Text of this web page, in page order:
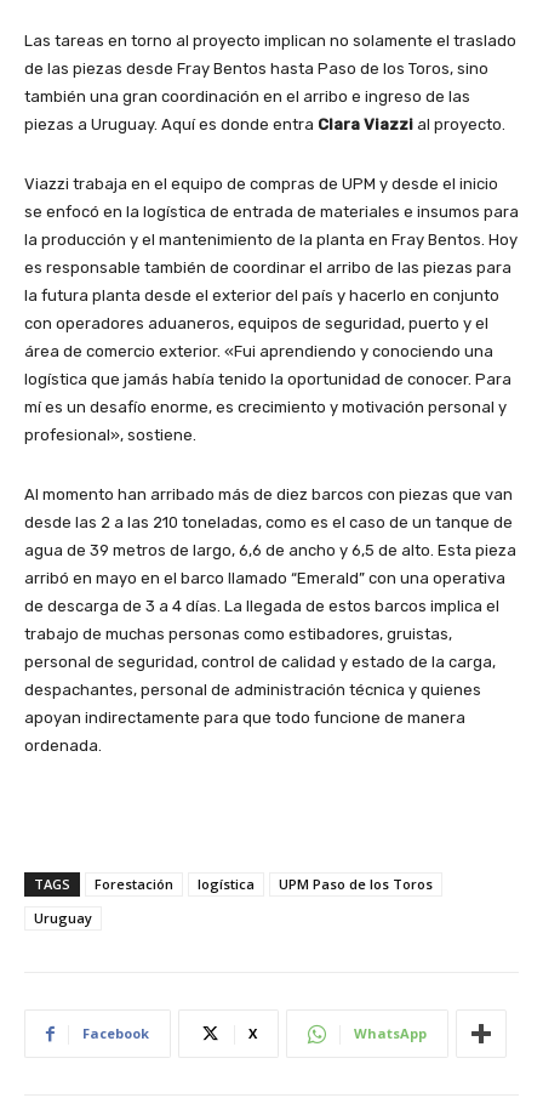
Las tareas en torno al proyecto implican no solamente el traslado
de las piezas desde Fray Bentos hasta Paso de los Toros, sino
también una gran coordinación en el arribo e ingreso de las
piezas a Uruguay. Aquí es donde entra Clara Viazzi al proyecto.
Viazzi trabaja en el equipo de compras de UPM y desde el inicio
se enfocó en la logística de entrada de materiales e insumos para
la producción y el mantenimiento de la planta en Fray Bentos. Hoy
es responsable también de coordinar el arribo de las piezas para
la futura planta desde el exterior del país y hacerlo en conjunto
con operadores aduaneros, equipos de seguridad, puerto y el
área de comercio exterior. «Fui aprendiendo y conociendo una
logística que jamás había tenido la oportunidad de conocer. Para
mí es un desafío enorme, es crecimiento y motivación personal y
profesional», sostiene.
Al momento han arribado más de diez barcos con piezas que van
desde las 2 a las 210 toneladas, como es el caso de un tanque de
agua de 39 metros de largo, 6,6 de ancho y 6,5 de alto. Esta pieza
arribó en mayo en el barco llamado “Emerald” con una operativa
de descarga de 3 a 4 días. La llegada de estos barcos implica el
trabajo de muchas personas como estibadores, gruistas,
personal de seguridad, control de calidad y estado de la carga,
despachantes, personal de administración técnica y quienes
apoyan indirectamente para que todo funcione de manera
ordenada.
TAGS Forestación logística
UPM Paso de los Toros
Uruguay
Facebook X WhatsApp